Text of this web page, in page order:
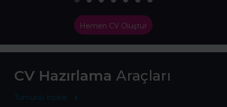
Hemen CV Oluştur
CV Hazırlama Araçları
Tümünü İncele